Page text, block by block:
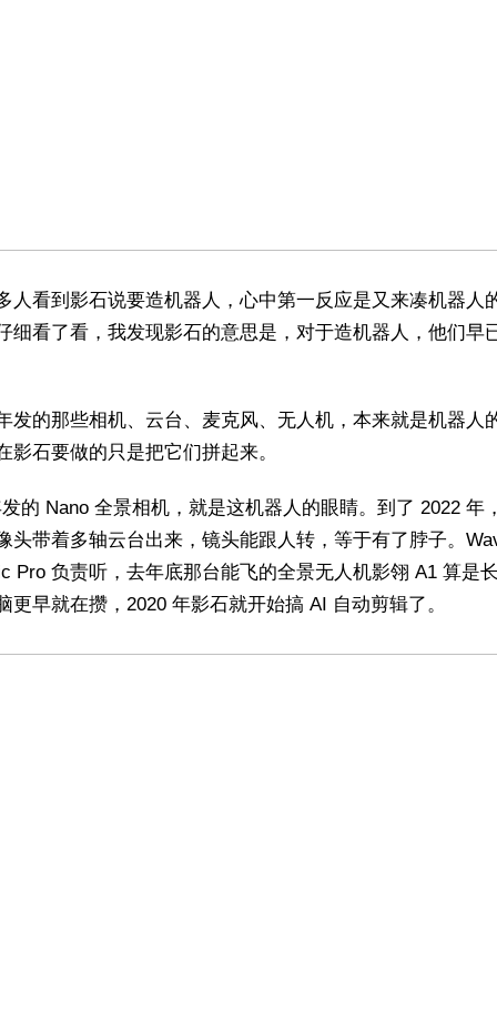
人看到影石说要造机器人，心中第一反应是又来凑机器人
细看了看，我发现影石的意思是，对于造机器人，他们早
发的那些相机、云台、麦克风、无人机，本来就是机器人
影石要做的只是把它们拼起来。
的 Nano 全景相机，就是这机器人的眼睛。到了 2022 年
头带着多轴云台出来，镜头能跟人转，等于有了脖子。
Pro 负责听，去年底那台能飞的全景无人机影翎 A1 算是
更早就在攒，2020 年影石就开始搞 AI 自动剪辑了。